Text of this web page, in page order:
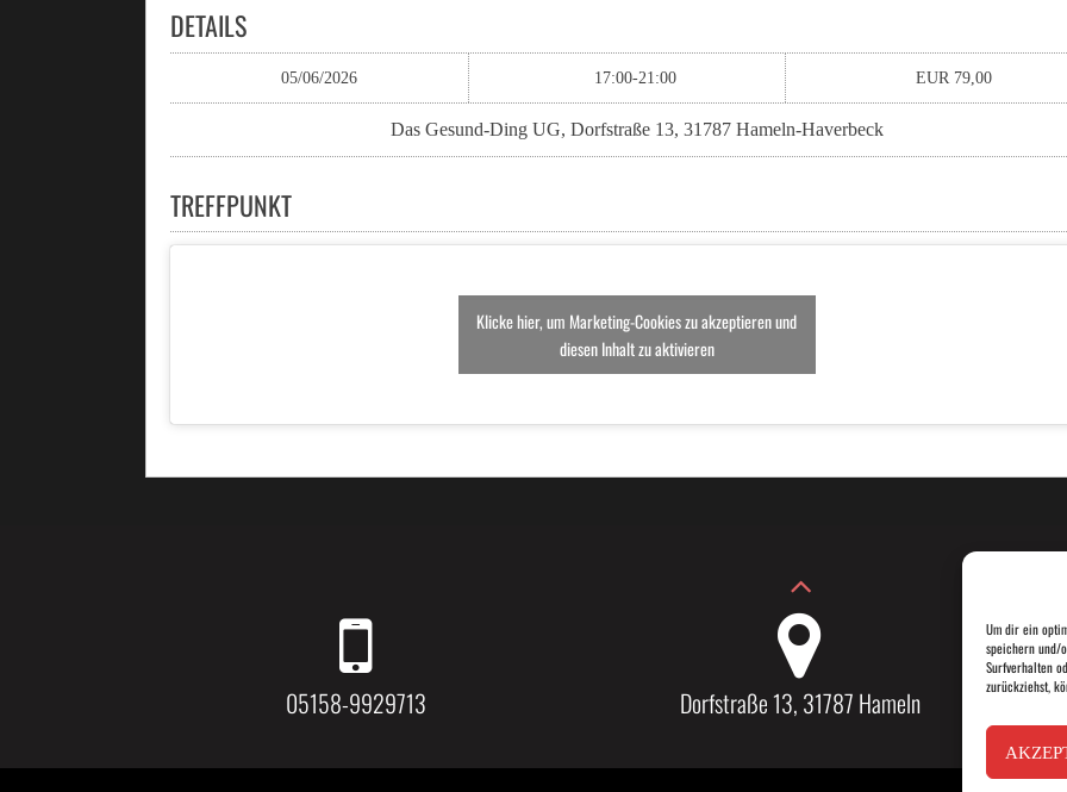
Um dir ein
speichern und/
Surfverhalten
zurückziehst,
DETAILS
05/06/2026 17:00-21:00 EUR 79,00
Das Gesund-Ding UG, Dorfstraße 13, 31787 Hameln-Haverbeck
TREFFPUNKT
Klicke hier, um Marketing-Cookies zu akzeptieren und
diesen Inhalt zu aktivieren
05158-9929713 Dorfstraße 13, 31787 Hameln